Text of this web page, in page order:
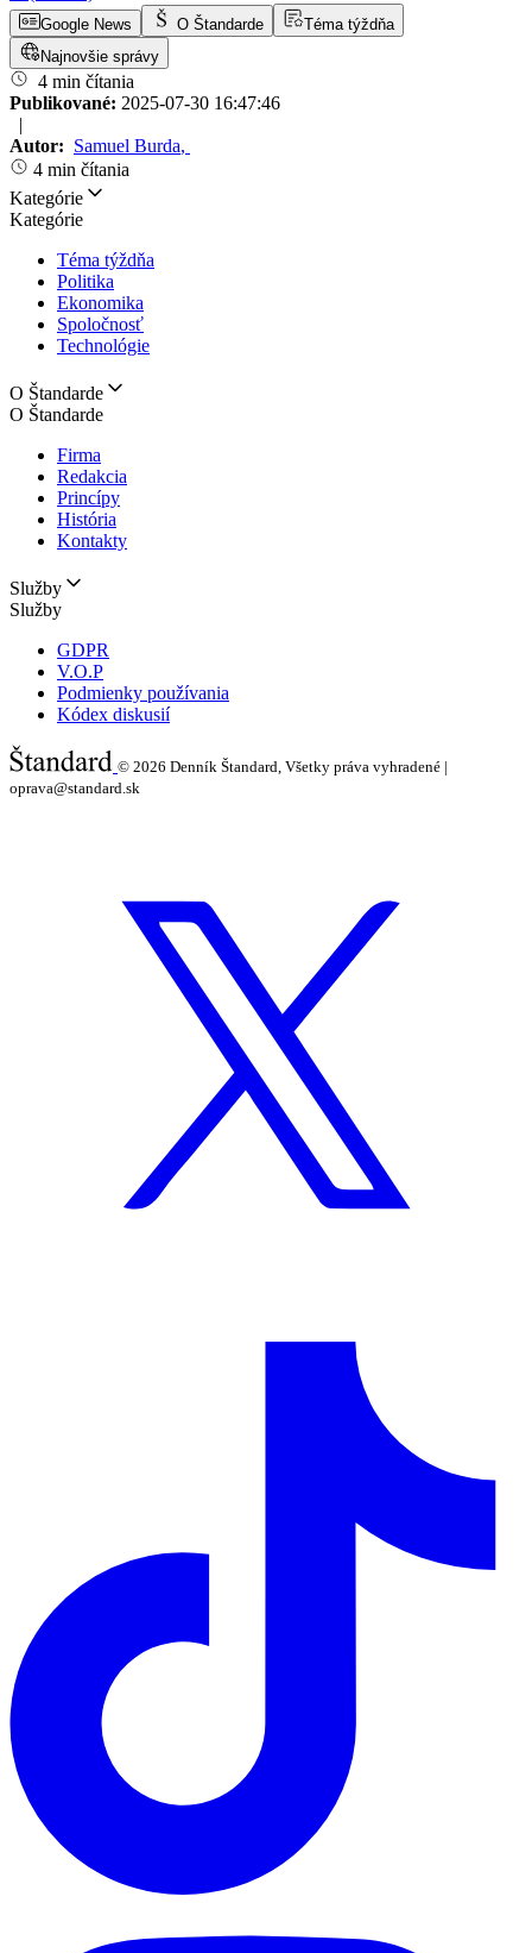
Google News O Štandarde
Téma týždňa
Najnovšie správy
4 min čítania
Publikované: 2025-07-30 16:47:46
|
Autor: Samuel Burda,
4 min čítania
Kategórie
Kategórie
Téma týždňa
Politika
Ekonomika
Spoločnosť
Technológie
O Štandarde
O Štandarde
Firma
Redakcia
Princípy
História
Kontakty
Služby
Služby
GDPR
V.O.P
Podmienky používania
Kódex diskusií
© 2026 Denník Štandard, Všetky práva vyhradené |
oprava@standard.sk